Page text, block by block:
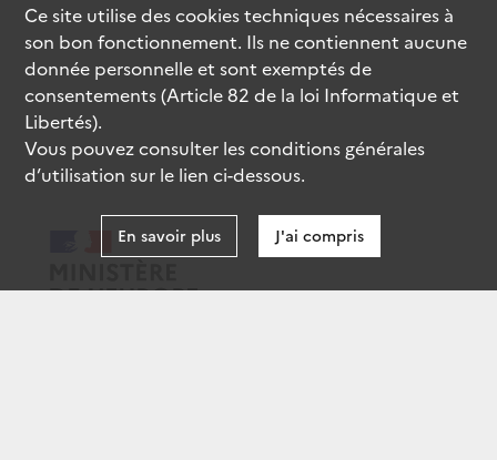
Ce site utilise descookiestechniques nécessaires à
son bon fonctionnement. Ils ne contiennent aucune
donnée personnelle et sont exemptés de
consentements (Article 82 de la loi Informatique et
Libertés).
Vous pouvez consulter les conditions générales
d’utilisation sur le lien ci-dessous.
En savoir plus J'ai compris